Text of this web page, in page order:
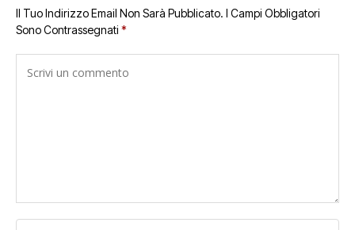
Il Tuo Indirizzo Email Non Sarà Pubblicato. I Campi Obbligatori
Sono Contrassegnati *